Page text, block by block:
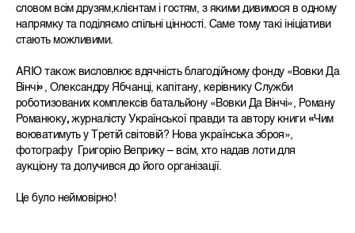
словом всім друзям,клієнтам і гостям, з якими дивимося в одному
напрямку та поділяємо спільні цінності. Саме тому такі ініціативи
стають можливими.
АRIO також висловлює вдячність благодійному фонду «Вовки Да
Вінчі» , Олександру Ябчанці, капітану, керівнику Служби
роботизованих комплексів батальйону «Вовки Да Вінчі», Роману
Романюку,журналісту Української правди та автору книги «Чим
воюватимуть у Третій світовій? Нова українська зброя»,
фотографу Григорію Веприку – всім, хто надав лоти для
аукціону та долучився до його організації.
Це було неймовірно!